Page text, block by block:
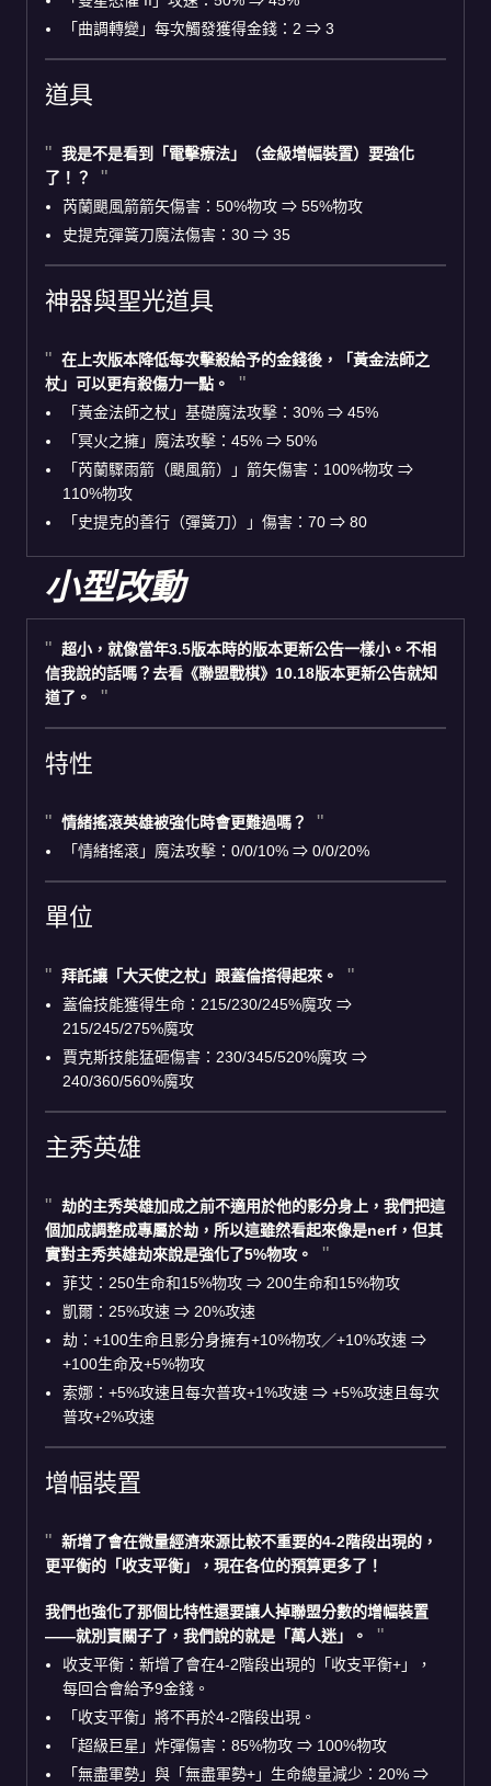
「曲調轉變」每次觸發獲得金錢：2 ⇒ 3
道具
我是不是看到「電擊療法」（金級增幅裝置）要強化
了！？
芮蘭颶風箭箭矢傷害：50%物攻 ⇒ 55%物攻
史提克彈簧刀魔法傷害：30 ⇒ 35
神器與聖光道具
在上次版本降低每次擊殺給予的金錢後，「黃金法師之
杖」可以更有殺傷力一點。
「黃金法師之杖」基礎魔法攻擊：30% ⇒ 45%
「冥火之擁」魔法攻擊：45% ⇒ 50%
「芮蘭驟雨箭（颶風箭）」箭矢傷害：100%物攻 ⇒
110%物攻
「史提克的善行（彈簧刀）」傷害：70 ⇒ 80
小型改動
超小，就像當年3.5版本時的版本更新公告一樣小。不相
信我說的話嗎？去看《聯盟戰棋》10.18版本更新公告就知
道了。
特性
情緒搖滾英雄被強化時會更難過嗎？
「情緒搖滾」魔法攻擊：0/0/10% ⇒ 0/0/20%
單位
拜託讓「大天使之杖」跟蓋倫搭得起來。
蓋倫技能獲得生命：215/230/245%魔攻 ⇒
215/245/275%魔攻
賈克斯技能猛砸傷害：230/345/520%魔攻 ⇒
240/360/560%魔攻
主秀英雄
劫的主秀英雄加成之前不適用於他的影分身上，我們把這
個加成調整成專屬於劫，所以這雖然看起來像是nerf，但其
實對主秀英雄劫來說是強化了5%物攻。
菲艾：250生命和15%物攻 ⇒ 200生命和15%物攻
凱爾：25%攻速 ⇒ 20%攻速
劫：+100生命且影分身擁有+10%物攻／+10%攻速 ⇒
+100生命及+5%物攻
索娜：+5%攻速且每次普攻+1%攻速 ⇒ +5%攻速且每次
普攻+2%攻速
增幅裝置
新增了會在微量經濟來源比較不重要的4-2階段出現的，
更平衡的「收支平衡」，現在各位的預算更多了！
我們也強化了那個比特性還要讓人掉聯盟分數的增幅裝置
——就別賣關子了，我們說的就是「萬人迷」。
收支平衡：新增了會在4-2階段出現的「收支平衡+」，
每回合會給予9金錢。
「收支平衡」將不再於4-2階段出現。
「超級巨星」炸彈傷害：85%物攻 ⇒ 100%物攻
「無盡軍勢」與「無盡軍勢+」生命總量減少：20% ⇒